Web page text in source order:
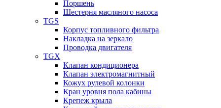
Поршень
Шестерня масляного насоса
TGS
Корпус топливного фильтра
Накладка на зеркало
Проводка двигателя
TGX
Клапан кондиционера
Клапан электромагнитный
Кожух рулевой колонки
Кран уровня пола кабины
Крепеж крыла